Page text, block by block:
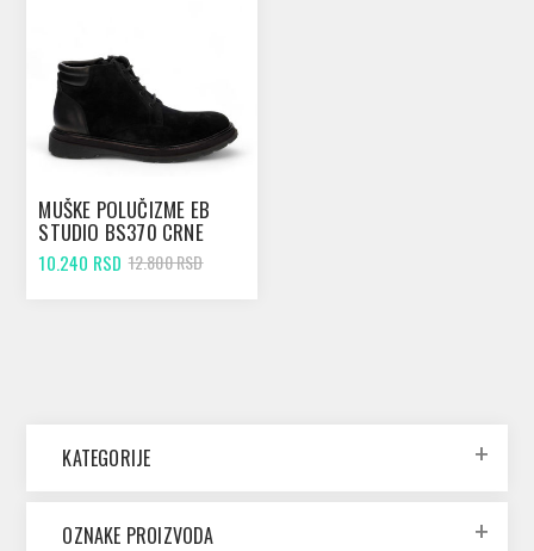
MUŠKE POLUČIZME EB
STUDIO BS370 CRNE
10.240 RSD 12.800 RSD
KATEGORIJE
OZNAKE PROIZVODA